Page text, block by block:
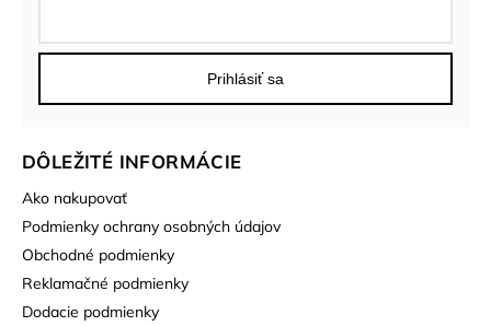
DÔLEŽITÉ INFORMÁCIE
Ako nakupovať
Podmienky ochrany osobných údajov
Obchodné podmienky
Reklamačné podmienky
Dodacie podmienky
Prihlásiť sa